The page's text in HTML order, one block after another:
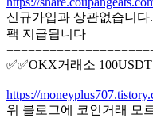
신규가입과 상관없습니
팩 지급됩니다
✅✅OKX거래소
https://
위 블로그에 코인거래 모